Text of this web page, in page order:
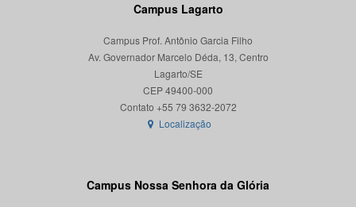
Campus Lagarto
Campus Prof. Antônio Garcia Filho
Av. Governador Marcelo Déda, 13, Centro
Lagarto/SE
CEP 49400-000
Localização
Campus Nossa Senhora da Glória